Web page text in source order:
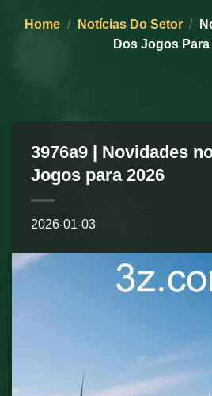
Home / Notícias Do Setor /
Dos Jogos Para
3976a9 | Novidades
Jogos para 2026
2026-01-03